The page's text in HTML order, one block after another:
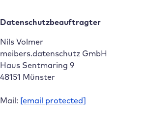
Datenschutzbeauftragter
Nils Volmer
meibers.datenschutz GmbH
Haus Sentmaring 9
48151 Münster
Mail: [email protected]